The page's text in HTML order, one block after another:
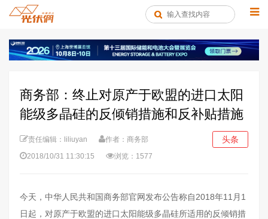
商务部：终止对原产于欧盟的进口太阳
能级多晶硅的反倾销措施和反补贴措施
责任编辑：liliuyan
作者：商务部
2018/10/31 11:30:15
浏览：1577
头条
今天，中华人民共和国商务部官网发布公告称自2018年11月1
日起，对原产于欧盟的进口太阳能级多晶硅所适用的反倾销措